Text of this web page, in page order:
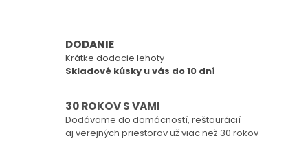
DODANIE
Krátke dodacie lehoty
Skladové kúsky u vás do 10 dní
30 ROKOV S VAMI
Dodávame do domácností, reštaurácií
aj verejných priestorov už viac než 30 rokov